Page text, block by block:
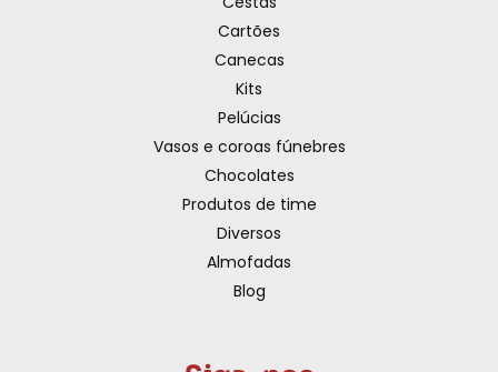
Cartões
Canecas
Kits
Pelúcias
Vasos e coroas fúnebres
Chocolates
Produtos de time
Diversos
Almofadas
Blog